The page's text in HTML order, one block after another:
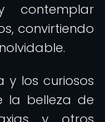
contemplar
convirtiendo
y los curiosos
la belleza de